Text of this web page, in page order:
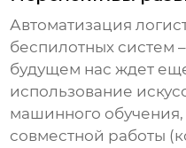
Автоматизация
беспилотных систем
будущем нас ждет
использование
машинного обучения,
совместной работы